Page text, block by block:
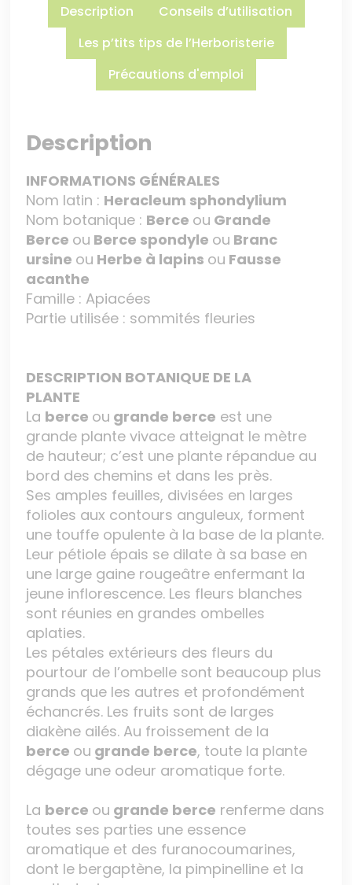
Description
Conseils d’utilisation
Les p’tits tips de l’Herboristerie
Précautions d'emploi
Description
INFORMATIONS GÉNÉRALES
Nom latin : Heracleum sphondylium
Nom botanique : Berce ou Grande
Berce ou Berce spondyle ou Branc
ursine ou Herbe à lapins ou Fausse
acanthe
Famille : Apiacées
Partie utilisée : sommités fleuries
DESCRIPTION BOTANIQUE DE LA
PLANTE
La berce ou grande berce est une
grande plante vivace atteignat le mètre
de hauteur; c’est une plante répandue au
bord des chemins et dans les près.
Ses amples feuilles, divisées en larges
folioles aux contours anguleux, forment
une touffe opulente à la base de la plante.
Leur pétiole épais se dilate à sa base en
une large gaine rougeâtre enfermant la
jeune inflorescence. Les fleurs blanches
sont réunies en grandes ombelles
aplaties.
Les pétales extérieurs des fleurs du
pourtour de l’ombelle sont beaucoup plus
grands que les autres et profondément
échancrés. Les fruits sont de larges
diakène ailés. Au froissement de la
berce ou grande berce, toute la plante
dégage une odeur aromatique forte.
La berce ou grande berce renferme dans
toutes ses parties une essence
aromatique et des furanocoumarines,
dont le bergaptène, la pimpinelline et la